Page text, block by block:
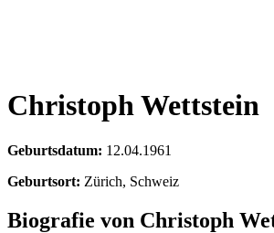
Christoph Wettstein
Geburtsdatum: 12.04.1961
Geburtsort: Zürich, Schweiz
Biografie von Christoph